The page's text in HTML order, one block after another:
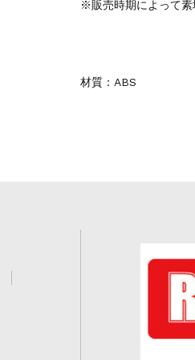
※販売時期によって
材質：ABS